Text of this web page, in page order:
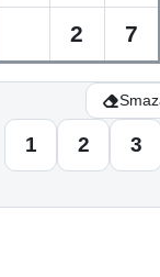
1 2 3